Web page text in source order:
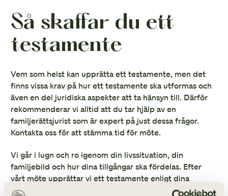
Så skaffar du ett
testamente
Vem som helst kan upprätta ett testamente, men det
finns vissa krav på hur ett testamente ska utformas och
även en del juridiska aspekter att ta hänsyn till. Därför
rekommenderar vi alltid att du tar hjälp av en
familjerättsjurist som är expert på just dessa frågor.
Kontakta oss för att stämma tid för möte.
Vi går i lugn och ro igenom din livssituation, din
familjebild och hur dina tillgångar ska fördelas. Efter
vårt möte upprättar vi ett testamente enligt dina
önskemål.